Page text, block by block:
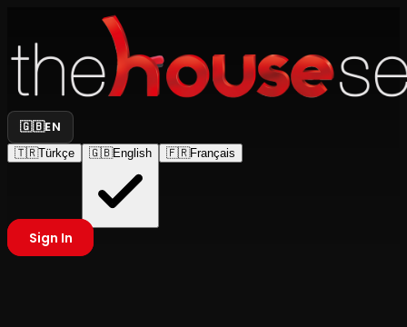
🇬🇧EN
🇹🇷Türkçe 🇬🇧English 🇫🇷Français
Sign In